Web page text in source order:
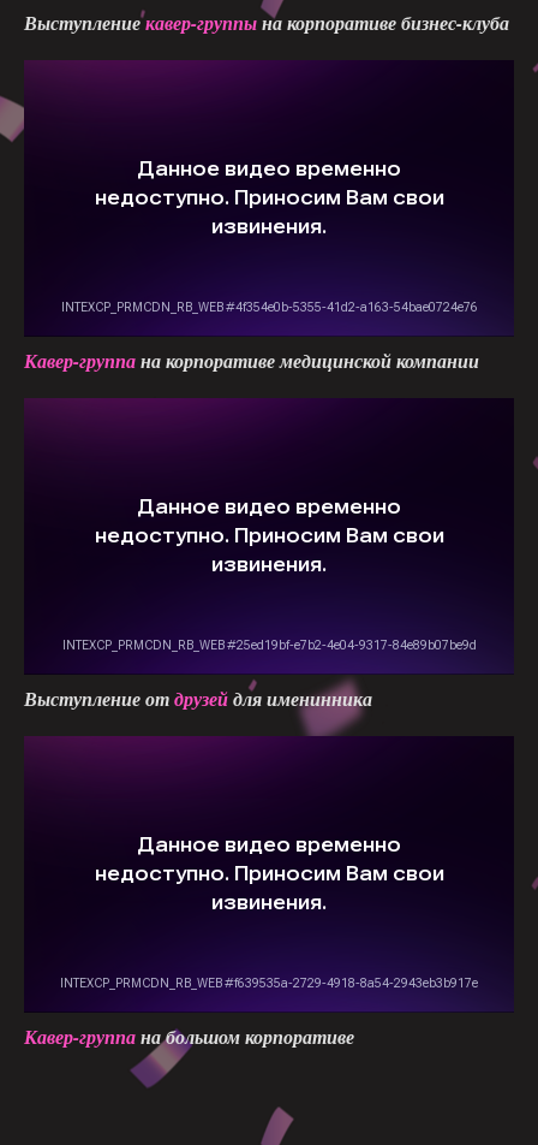
Выступлениекавер-группына корпоративе бизнес-клуба
Кавер-группана корпоративе медицинской компании
Выступление отдрузейдля именинника
Кавер-группана большом корпоративе